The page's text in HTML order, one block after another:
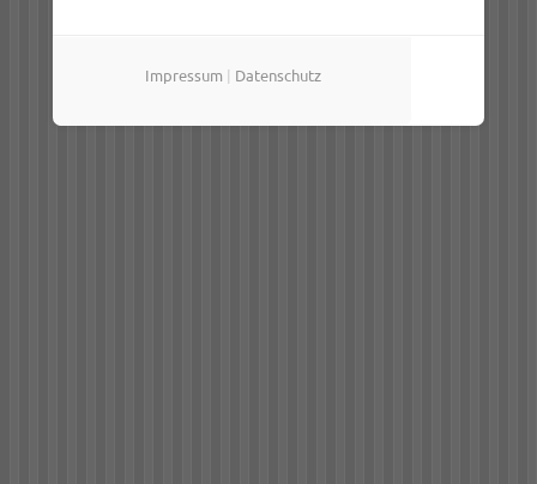
Impressum | Datenschutz